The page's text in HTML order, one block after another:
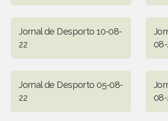
Jornal de Desporto 10-08-
22
08-
Jornal de Desporto 05-08-
22
08-